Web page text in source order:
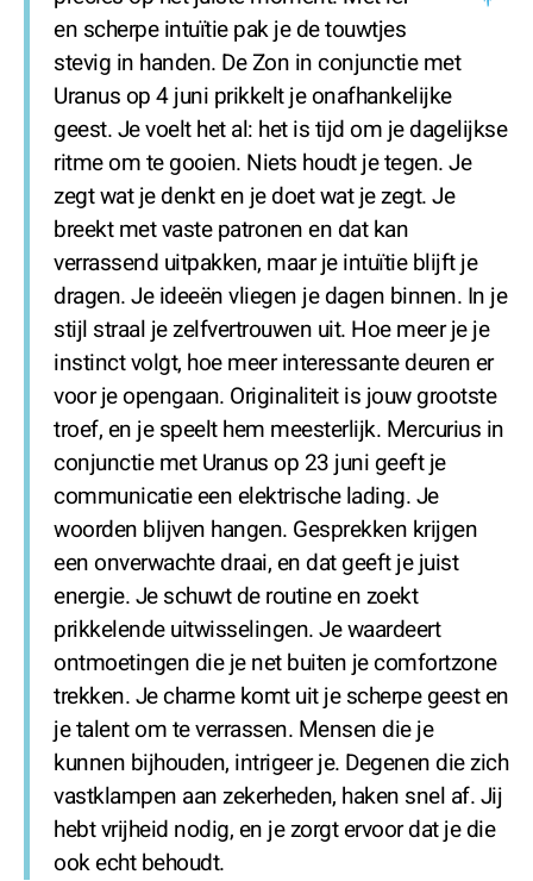
en scherpe intuïtie pak je de touwtjes
stevig in handen. De Zon in conjunctie met
Uranus op 4 juni prikkelt je onafhankelijke
geest. Je voelt het al: het is tijd om je dagelijkse
ritme om te gooien. Niets houdt je tegen. Je
zegt wat je denkt en je doet wat je zegt. Je
breekt met vaste patronen en dat kan
verrassend uitpakken, maar je intuïtie blijft je
dragen. Je ideeën vliegen je dagen binnen. In je
stijl straal je zelfvertrouwen uit. Hoe meer je je
instinct volgt, hoe meer interessante deuren er
voor je opengaan. Originaliteit is jouw grootste
troef, en je speelt hem meesterlijk. Mercurius in
conjunctie met Uranus op 23 juni geeft je
communicatie een elektrische lading. Je
woorden blijven hangen. Gesprekken krijgen
een onverwachte draai, en dat geeft je juist
energie. Je schuwt de routine en zoekt
prikkelende uitwisselingen. Je waardeert
ontmoetingen die je net buiten je comfortzone
trekken. Je charme komt uit je scherpe geest en
je talent om te verrassen. Mensen die je
kunnen bijhouden, intrigeer je. Degenen die zich
vastklampen aan zekerheden, haken snel af. Jij
hebt vrijheid nodig, en je zorgt ervoor dat je die
ook echt behoudt.